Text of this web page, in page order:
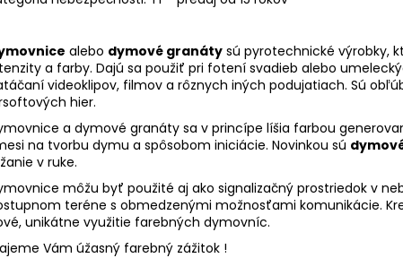
alebo dymové granáty sú pyrotechnické výrobky,
a farby. Dajú sa použiť pri fotení svadieb alebo
videoklipov, filmov a rôznych iných podujatiach. Sú
hier.
a dymové granáty sa v princípe líšia farbou
na tvorbu dymu a spôsobom iniciácie. Novinkou sú
v ruke.
môžu byť použité aj ako signalizačný prostriedok v
teréne s obmedzenými možnosťami komunikácie.
unikátne využitie farebných dymovníc.
Vám úžasný farebný zážitok !